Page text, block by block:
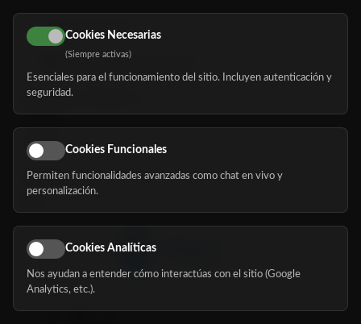
616 113 103
hola@mundomayor.com
Buscador de residencias
Eventos
Nosotros
Síguenos
Cookies Necesarias
(Siempre activas)
Esenciales para el funcionamiento del sitio. Incluyen autenticación y
seguridad.
Cookies Funcionales
Permiten funcionalidades avanzadas como chat en vivo y
personalización.
Cookies Analíticas
Nos ayudan a entender cómo interactúas con el sitio (Google
Analytics, etc.).